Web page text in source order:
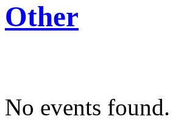
Other
No events found.